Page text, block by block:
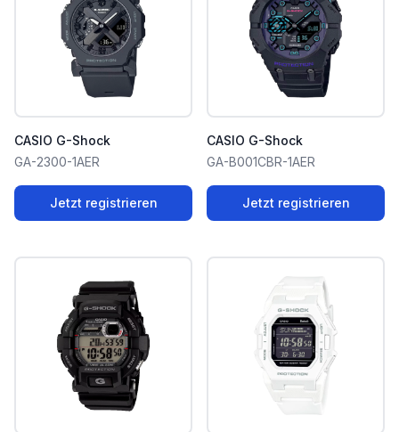
CASIO G-Shock
GA-2300-1AER
Jetzt registrieren
CASIO G-Shock
GA-B001CBR-1AER
Jetzt registrieren